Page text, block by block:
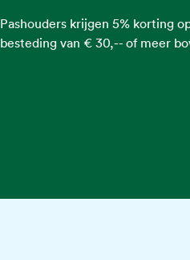
Pashouders krijgen 5% korting
besteding van € 30,-- of meer